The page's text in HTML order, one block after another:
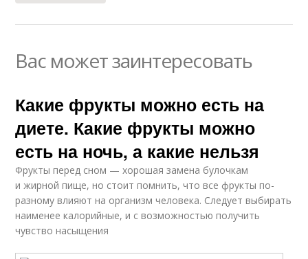
Вас может заинтересовать
Какие фрукты можно есть на
диете. Какие фрукты можно
есть на ночь, а какие нельзя
Фрукты перед сном — хорошая замена булочкам
и жирной пище, но стоит помнить, что все фрукты по-
разному влияют на организм человека. Следует выбирать
наименее калорийные, и с возможностью получить
чувство насыщения